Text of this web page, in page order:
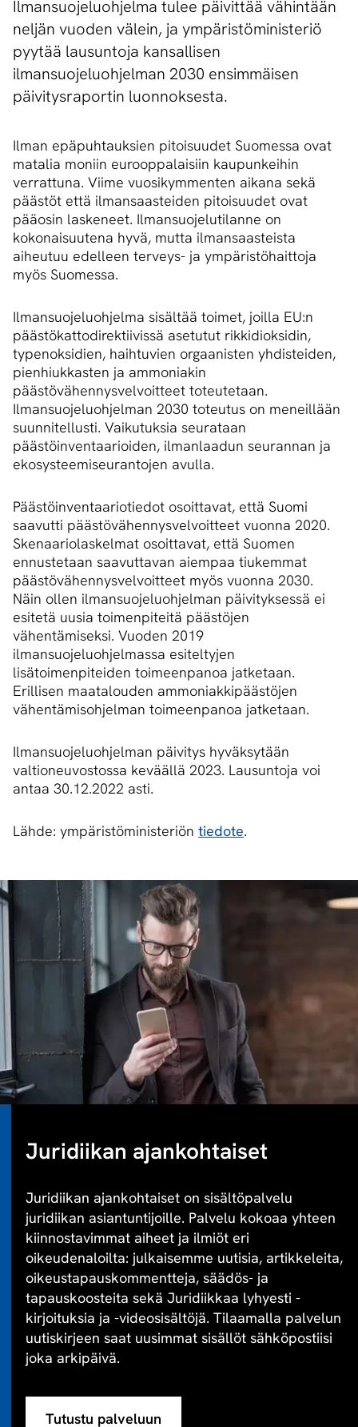
Ilmansuojeluohjelma tulee päivittää vähintään
neljän vuoden välein, ja ympäristöministeriö
pyytää lausuntoja kansallisen
ilmansuojeluohjelman 2030 ensimmäisen
päivitysraportin luonnoksesta.
Ilman epäpuhtauksien pitoisuudet Suomessa ovat
matalia moniin eurooppalaisiin kaupunkeihin
verrattuna. Viime vuosikymmenten aikana sekä
päästöt että ilmansaasteiden pitoisuudet ovat
pääosin laskeneet. Ilmansuojelutilanne on
kokonaisuutena hyvä, mutta ilmansaasteista
aiheutuu edelleen terveys- ja ympäristöhaittoja
myös Suomessa.
Ilmansuojeluohjelma sisältää toimet, joilla EU:n
päästökattodirektiivissä asetutut rikkidioksidin,
typenoksidien, haihtuvien orgaanisten yhdisteiden,
pienhiukkasten ja ammoniakin
päästövähennysvelvoitteet toteutetaan.
Ilmansuojeluohjelman 2030 toteutus on meneillään
suunnitellusti. Vaikutuksia seurataan
päästöinventaarioiden, ilmanlaadun seurannan ja
ekosysteemiseurantojen avulla.
Päästöinventaariotiedot osoittavat, että Suomi
saavutti päästövähennysvelvoitteet vuonna 2020.
Skenaariolaskelmat osoittavat, että Suomen
ennustetaan saavuttavan aiempaa tiukemmat
päästövähennysvelvoitteet myös vuonna 2030.
Näin ollen ilmansuojeluohjelman päivityksessä ei
esitetä uusia toimenpiteitä päästöjen
vähentämiseksi. Vuoden 2019
ilmansuojeluohjelmassa esiteltyjen
lisätoimenpiteiden toimeenpanoa jatketaan.
Erillisen maatalouden ammoniakkipäästöjen
vähentämisohjelman toimeenpanoa jatketaan.
Ilmansuojeluohjelman päivitys hyväksytään
valtioneuvostossa keväällä 2023. Lausuntoja voi
antaa 30.12.2022 asti.
Lähde: ympäristöministeriön tiedote.
Juridiikan ajankohtaiset
Juridiikan ajankohtaiset on sisältöpalvelu
juridiikan asiantuntijoille. Palvelu kokoaa yhteen
kiinnostavimmat aiheet ja ilmiöt eri
oikeudenaloilta: julkaisemme uutisia, artikkeleita,
oikeustapauskommentteja, säädös- ja
tapauskoosteita sekä Juridiikkaa lyhyesti -
kirjoituksia ja -videosisältöjä. Tilaamalla palvelun
uutiskirjeen saat uusimmat sisällöt sähköpostiisi
joka arkipäivä.
Tutustu palveluun